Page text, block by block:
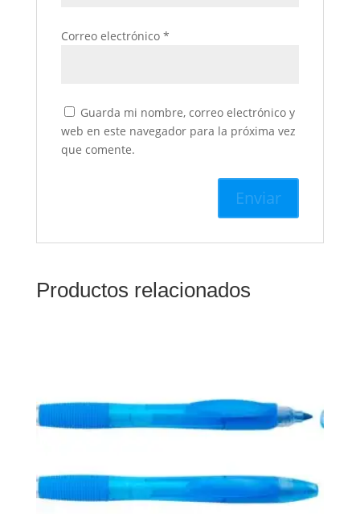
Correo electrónico *
Guarda mi nombre, correo electrónico y
web en este navegador para la próxima vez
que comente.
Productos relacionados